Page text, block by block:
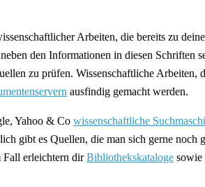
Arbeiten, die bereits zu
den Informationen in diesen Schriften
zu prüfen. Wissenschaftliche Arbeiten,
ausfindig gemacht werden.
Yahoo & Co wissenschaftliche
gibt es Quellen, die man sich gerne noch
Fall erleichtern dirBibliothekskataloge sowie